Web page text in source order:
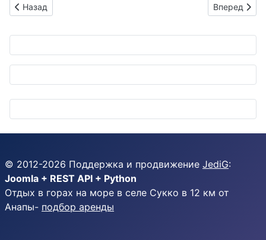
Предыдущий: Honda Report 2025: Мечта на колесах, или как
Назад Следующий:
Вперед
© 2012-2026 Поддержка и продвижение JediG:
Joomla + REST API + Python
Отдых в горах на море в селе Сукко в 12 км от
Анапы- подбор аренды